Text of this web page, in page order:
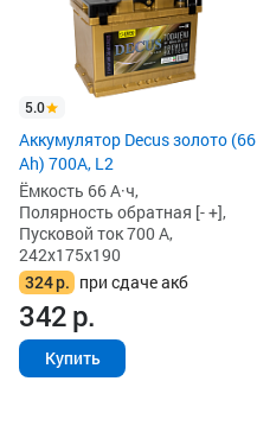
5.0
Аккумулятор Decus золото (66
Ah) 700A, L2
Ёмкость 66 А·ч,
Полярность обратная [- +],
Пусковой ток 700 А,
242x175x190
324р. при сдаче акб
342р.
Купить